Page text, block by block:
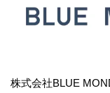
株式会社BLUE